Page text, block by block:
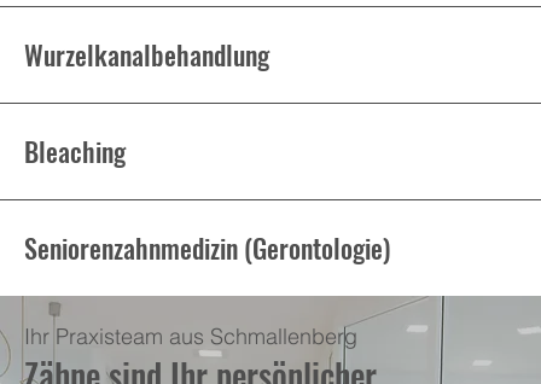
Wurzelkanalbehandlung
Bleaching
Seniorenzahnmedizin (Gerontologie)
Ihr Praxisteam aus Schmallenberg